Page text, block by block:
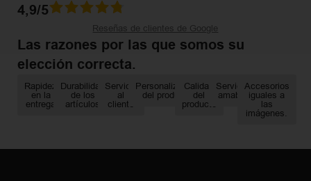
4,9/5
Reseñas de clientes de Google
Las razones por las que somos su
elección correcta.
Rapidez
en la
entrega
Durabilidad
de los
artículos
Servicio
al
cliente
Personalización
del producto
Calidad
del
producto
Servicio
amable
Accesorios
iguales a
las
imágenes.